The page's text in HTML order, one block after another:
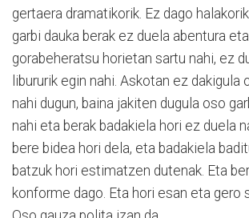
gertaera dramatikorik. Ez dago
garbi dauka berak ez duela abentura
gorabeheratsu horietan sartu nahi, ez
libururik egin nahi. Askotan ez dakigula
nahi dugun, baina jakiten dugula oso
nahi eta berak badakiela hori ez duela
bere bidea hori dela, eta badakiela
batzuk hori estimatzen dutenak. Eta
konforme dago. Eta hori esan eta gero